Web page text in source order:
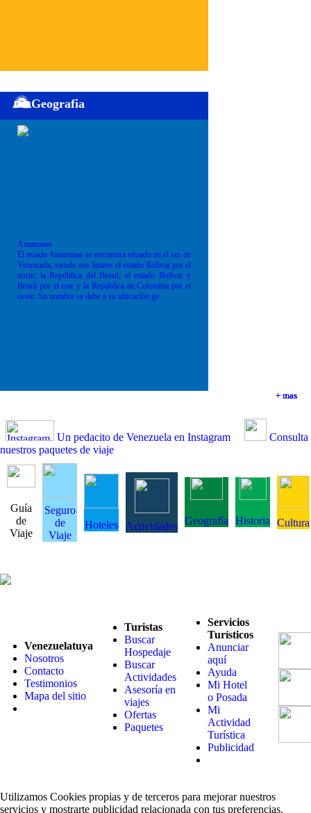
+ mas
+ mas
+ mas
Geografia
Amazonas
El estado Amazonas se encuentra situado en el sur de
Venezuela, siendo sus límites el estado Bolívar por el
norte; la República del Brasil; el estado Bolívar y
Brasil por el este y la República de Colombia por el
oeste. Su nombre se debe a su ubicación ge
+ mas
Un pedacito de Venezuela en Instagram
Consulta
nuestros paquetes de viaje
Guía
de
Viaje
Seguro
de
Viaje
Hoteles Actividades Geografía Historia Cultura
Venezuelatuya
Nosotros
Contacto
Testimonios
Mapa del sitio
Turistas
Buscar
Hospedaje
Buscar
Actividades
Asesoría en
viajes
Ofertas
Paquetes
Servicios
Turísticos
Anunciar
aquí
Ayuda
Mi Hotel
o Posada
Mi
Actividad
Turística
Publicidad
Utilizamos Cookies propias y de terceros para mejorar nuestros
servicios y mostrarte publicidad relacionada con tus preferencias.